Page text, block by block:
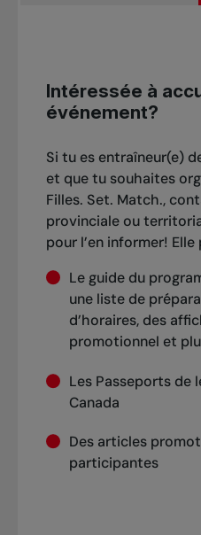
Intéressée à
événement?
Si tu es entraîneur(e)
et que tu souhaites
Filles. Set. Match.,
provinciale ou
pour l’en informer!
Le guide du
une liste de
d’horaires, des
promotionnel et
Les Passeports de
Canada
Des articles
participantes